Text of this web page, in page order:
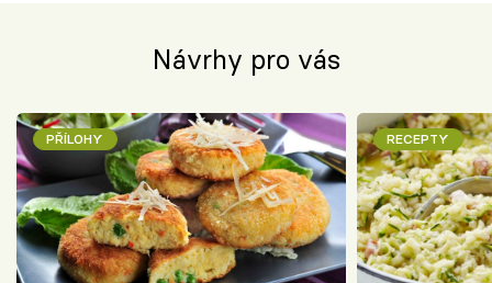
Návrhy pro vás
PŘÍLOHY RECEPTY